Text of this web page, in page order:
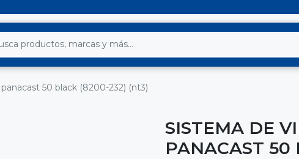
50 black (8200-232) (nt3)
SISTEMA DE
PANACAST 50